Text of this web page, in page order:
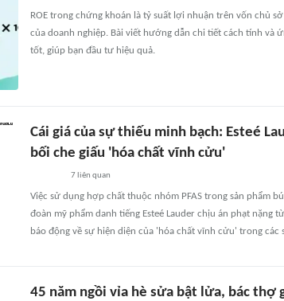
ROE trong chứng khoán là tỷ suất lợi nhuận trên vốn chủ
của doanh nghiệp. Bài viết hướng dẫn chi tiết cách tính và
tốt, giúp bạn đầu tư hiệu quả.
Cái giá của sự thiếu minh bạch: Esteé
bối che giấu 'hóa chất vĩnh cửu'
7liên quan
Việc sử dụng hợp chất thuộc nhóm PFAS trong sản phẩm
đoàn mỹ phẩm danh tiếng Esteé Lauder chịu án phạt nặng
báo động về sự hiện diện của 'hóa chất vĩnh cửu' trong các
45 năm ngồi vỉa hè sửa bật lửa, bác thợ